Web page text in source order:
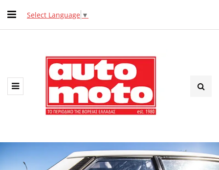
Select Language ▼